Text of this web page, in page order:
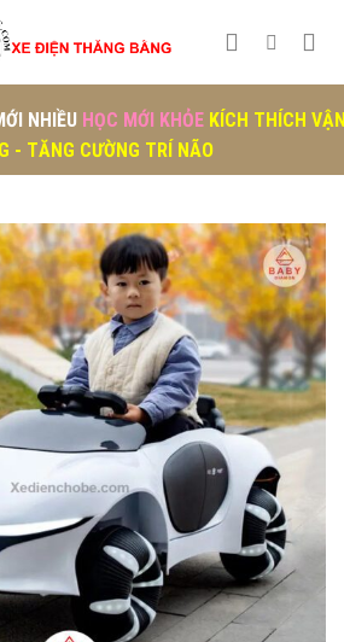
NHIỀU HỌC MỚI KHỎE KÍCH THÍCH
- TĂNG CƯỜNG TRÍ NÃO